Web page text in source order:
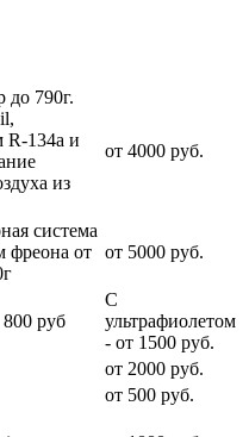
до 790г.
R-134a и
из
от 4000 руб.
система
фреона от
от 5000 руб.
руб
С
ультрафиолетом
- от 1500 руб.
от 2000 руб.
от 500 руб.